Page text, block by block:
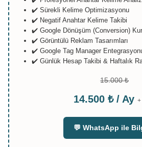
✔️ Sürekli Kelime Optimizasyonu
✔️ Negatif Anahtar Kelime Takibi
✔️ Google Dönüşüm (Conversion)
✔️ Görüntülü Reklam Tasarımları
✔️ Google Tag Manager
✔️ Günlük Hesap Takibi & Haftalık
15.000 ₺
14.500 ₺ / Ay +
💬 WhatsApp ile